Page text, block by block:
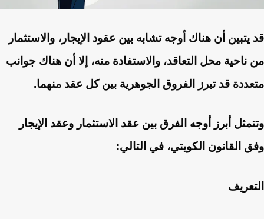
قد يتبين أن هناك أوجه تشابه بين عقود الإيجار، والاستثمار
من ناحية محل التعاقد، والاستفادة منه، إلا أن هناك جوانب
متعددة قد تبرز الفروق الجوهرية بين كل عقد منهما.
وتتمثل أبرز أوجه الفرق بين عقد الاستثمار وعقد الإيجار
وفق القانون الكويتي، في التالي:
التعريف